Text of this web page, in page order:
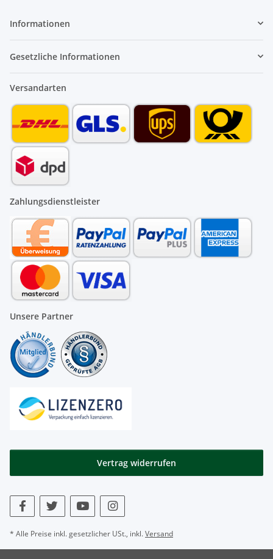
Informationen
Gesetzliche Informationen
Versandarten
Zahlungsdienstleister
Unsere Partner
Vertrag widerrufen
* Alle Preise inkl. gesetzlicher USt., inkl.Versand